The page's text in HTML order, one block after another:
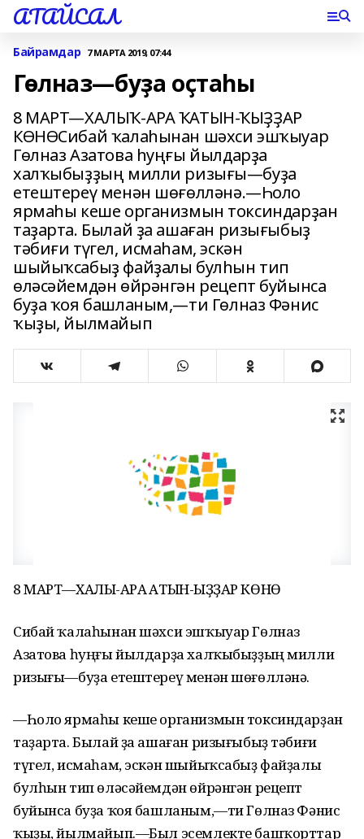
АТАЙСАЛ
Байрамдар 7 МАРТА 2019, 07:44
Гөлназ—буҙа оҫтаһы
8 МАРТ—ХАЛЫҠ-АРА ҠАТЫН-ҠЫҘҘАР
КӨНӨСибай ҡалаһынан шәхси эшҡыуар
Гөлназ Азатова һуңғы йылдарҙа
халҡыбыҙҙың милли ризығы—буҙа
етештереү менән шөғөлләнә.—Һоло
ярмаһы кеше организмын токсиндарҙан
таҙарта. Былай ҙа ашаған ризығыбыҙ
тәбиғи түгел, исмаһам, эскән
шыйыҡсабыҙ файҙалы булһын тип
өләсәйемдән өйрәнгән рецепт буйынса
буҙа ҡоя башланым,—ти Гөлназ Фәнис
ҡыҙы, йылмайып
8 МАРТ—ХАЛЫҠ-АРА ҠАТЫН-ҠЫҘҘАР КӨНӨ
Сибай ҡалаһынан шәхси эшҡыуар Гөлназ
Азатова һуңғы йылдарҙа халҡыбыҙҙың милли
ризығы—буҙа етештереү менән шөғөлләнә.
—Һоло ярмаһы кеше организмын токсиндарҙан
таҙарта. Былай ҙа ашаған ризығыбыҙ тәбиғи
түгел, исмаһам, эскән шыйыҡсабыҙ файҙалы
булһын тип өләсәйемдән өйрәнгән рецепт
буйынса буҙа ҡоя башланым,—ти Гөлназ Фәнис
ҡыҙы, йылмайып.—Был эсемлекте башҡорттар